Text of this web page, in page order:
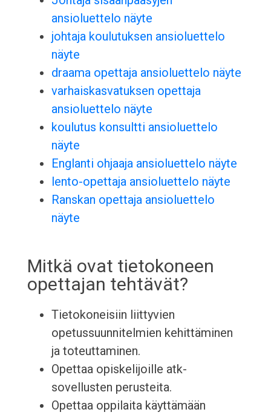
ansioluettelo näyte
johtaja koulutuksen ansioluettelo
näyte
draama opettaja ansioluettelo näyte
varhaiskasvatuksen opettaja
ansioluettelo näyte
koulutus konsultti ansioluettelo
näyte
Englanti ohjaaja ansioluettelo näyte
lento-opettaja ansioluettelo näyte
Ranskan opettaja ansioluettelo
näyte
Mitkä ovat tietokoneen
opettajan tehtävät?
Tietokoneisiin liittyvien
opetussuunnitelmien kehittäminen
ja toteuttaminen.
Opettaa opiskelijoille atk-
sovellusten perusteita.
Opettaa oppilaita käyttämään